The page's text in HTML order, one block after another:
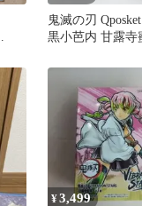
鬼滅の刃
黒小芭内 甘露寺
¥3,499